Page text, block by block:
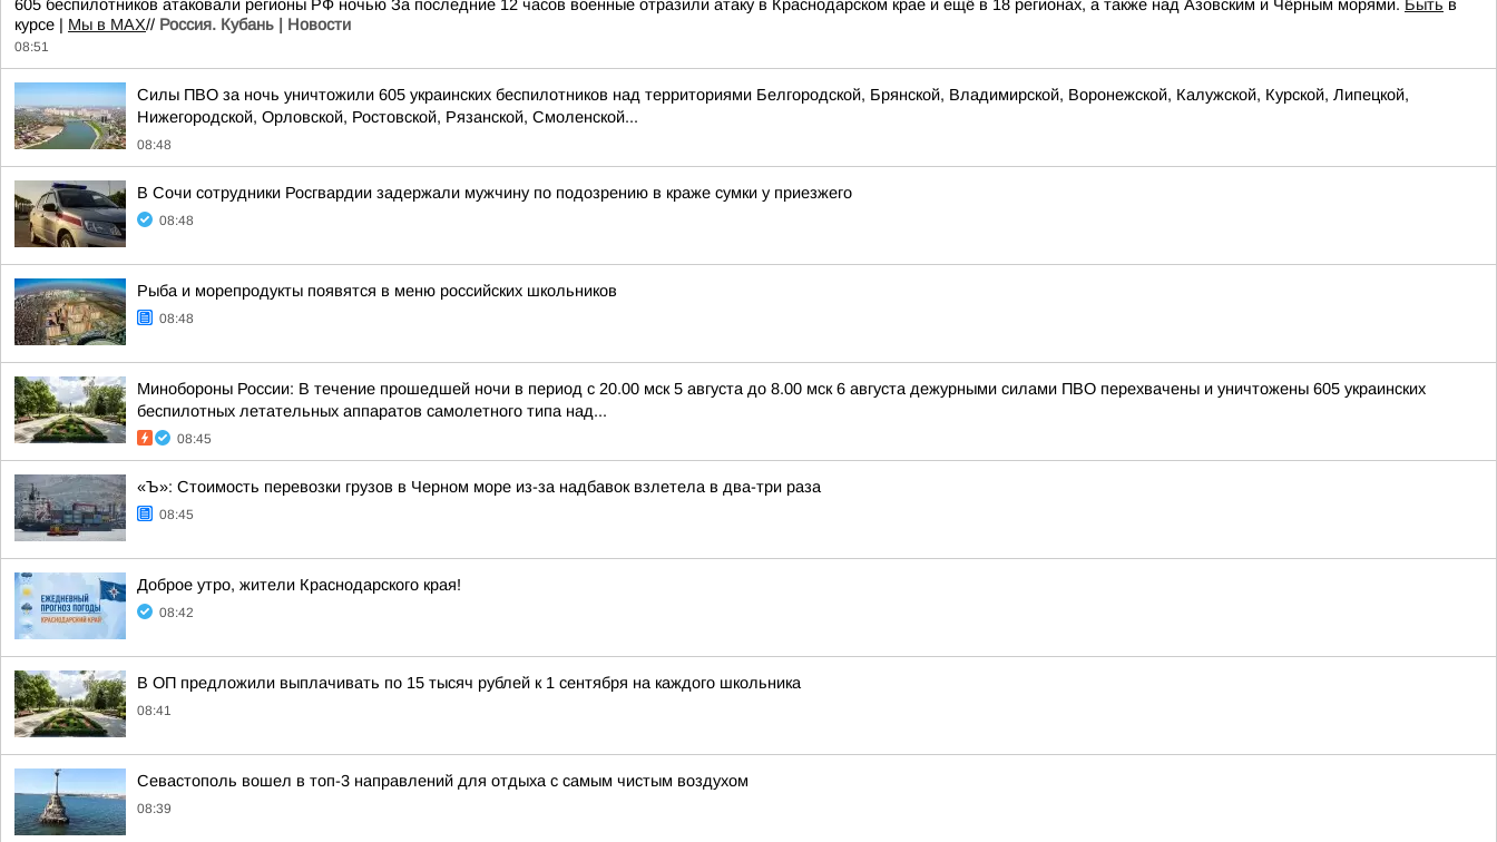
605 беспилотников атаковали регионы РФ ночью За последние 12 часов военные отразили атаку в Краснодарском крае и ещё в 18 регионах, а также над Азовским и Чёрным морями. Быть в
курсе | Мы в MAX// Россия. Кубань | Новости
08:51
Силы ПВО за ночь уничтожили 605 украинских беспилотников над территориями Белгородской, Брянской, Владимирской, Воронежской, Калужской, Курской, Липецкой,
Нижегородской, Орловской, Ростовской, Рязанской, Смоленской...
08:48
В Сочи сотрудники Росгвардии задержали мужчину по подозрению в краже сумки у приезжего
08:48
Рыба и морепродукты появятся в меню российских школьников
08:48
Минобороны России: В течение прошедшей ночи в период с 20.00 мск 5 августа до 8.00 мск 6 августа дежурными силами ПВО перехвачены и уничтожены 605 украинских
беспилотных летательных аппаратов самолетного типа над...
08:45
«Ъ»: Стоимость перевозки грузов в Черном море из-за надбавок взлетела в два-три раза
08:45
Доброе утро, жители Краснодарского края!
08:42
В ОП предложили выплачивать по 15 тысяч рублей к 1 сентября на каждого школьника
08:41
Севастополь вошел в топ-3 направлений для отдыха с самым чистым воздухом
08:39